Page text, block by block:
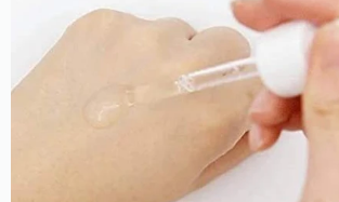
За усунення набряків і
відповідальна аскорбінова
виражений імуномодулюючий
жирного блиску і розширених пор
тріо екстрактів з кореня тирличу,
арніки. Надовго забути про
сухості та відчуття стягнутості